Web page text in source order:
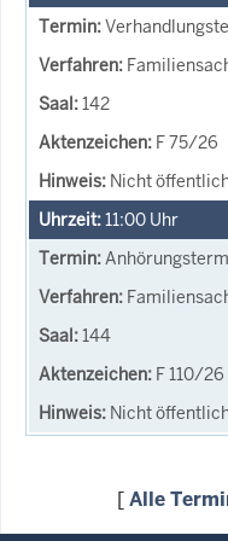
142
F 75/26
Nicht
11:00 Uhr
144
F 110/26
Nicht
[Alle